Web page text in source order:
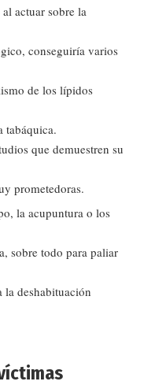
actuar sobre la
conseguiría varios
de los lípidos
tabáquica.
que demuestren su
prometedoras.
la acupuntura o los
sobre todo para paliar
la deshabituación